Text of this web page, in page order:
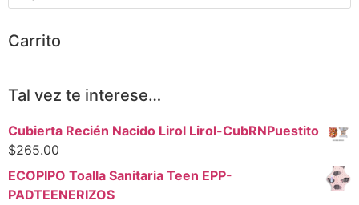
Carrito
Tal vez te interese…
Cubierta Recién Nacido Lirol Lirol-CubRNPuestito
$265.00
ECOPIPO Toalla Sanitaria Teen EPP-
PADTEENERIZOS